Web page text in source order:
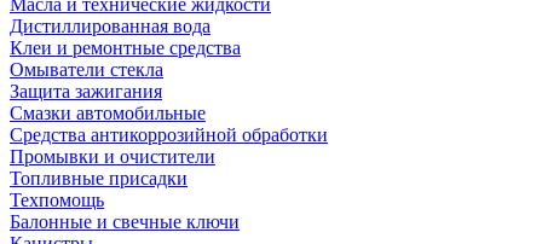
Масла и технические жидкости
Дистиллированная вода
Клеи и ремонтные средства
Омыватели стекла
Защита зажигания
Смазки автомобильные
Средства антикоррозийной обработки
Промывки и очистители
Топливные присадки
Техпомощь
Балонные и свечные ключи